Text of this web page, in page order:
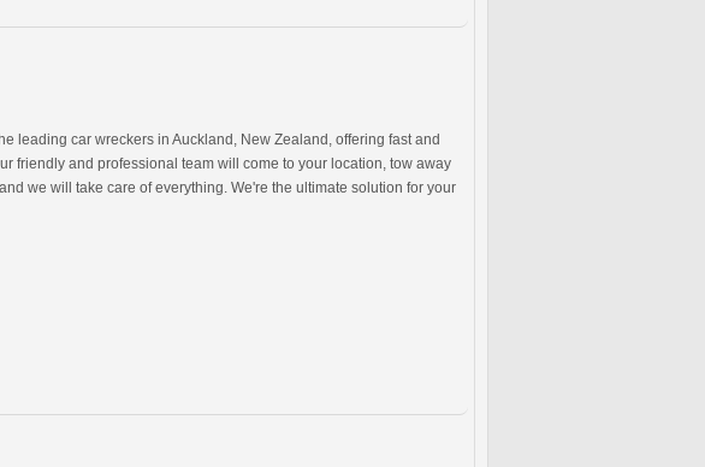
leading car wreckers in Auckland, New Zealand, offering fast and
friendly and professional team will come to your location, tow away
we will take care of everything. We're the ultimate solution for your